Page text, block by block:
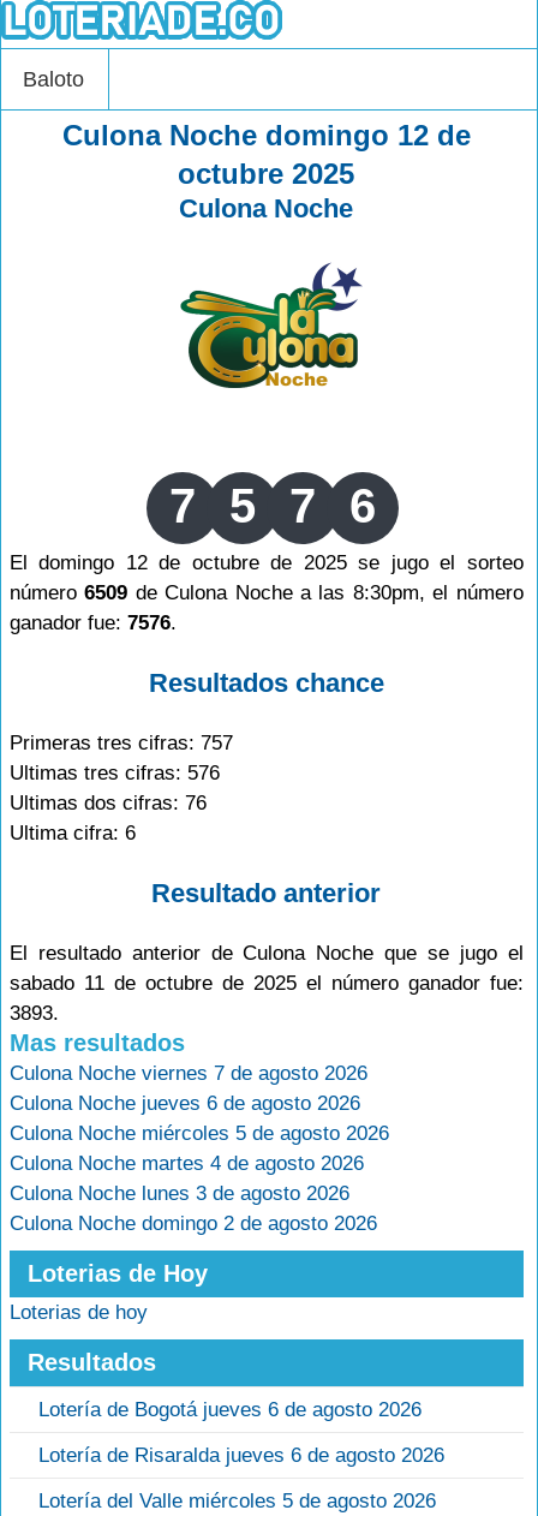
Baloto
Culona Noche domingo 12 de
octubre 2025
Culona Noche
7 5 7 6
El domingo 12 de octubre de 2025 se jugo el sorteo
número6509 de Culona Noche a las 8:30pm, el número
ganador fue: 7576.
Resultados chance
Primeras tres cifras: 757
Ultimas tres cifras: 576
Ultimas dos cifras: 76
Ultima cifra: 6
Resultado anterior
El resultado anterior de Culona Noche que se jugo el
sabado 11 de octubre de 2025 el número ganador fue:
3893.
Mas resultados
Culona Noche viernes 7 de agosto 2026
Culona Noche jueves 6 de agosto 2026
Culona Noche miércoles 5 de agosto 2026
Culona Noche martes 4 de agosto 2026
Culona Noche lunes 3 de agosto 2026
Culona Noche domingo 2 de agosto 2026
Loterias de Hoy
Loterias de hoy
Resultados
Lotería de Bogotá jueves 6 de agosto 2026
Lotería de Risaralda jueves 6 de agosto 2026
Lotería del Valle miércoles 5 de agosto 2026